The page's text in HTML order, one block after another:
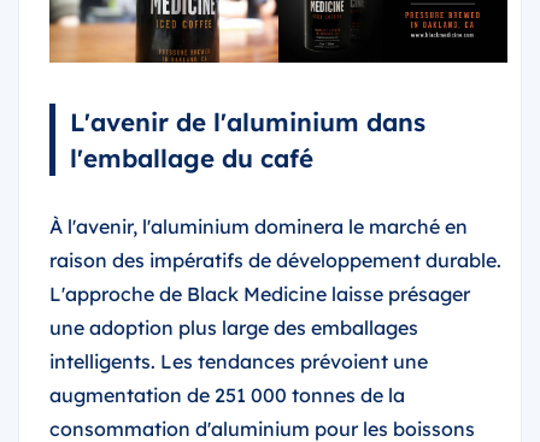
L'avenir de l'aluminium dans
l'emballage du café
À l'avenir, l'aluminium dominera le marché en
raison des impératifs de développement durable.
L'approche de Black Medicine laisse présager
une adoption plus large des emballages
intelligents. Les tendances prévoient une
augmentation de 251 000 tonnes de la
consommation d'aluminium pour les boissons